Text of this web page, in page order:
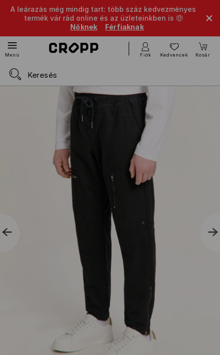
A leárazás még mindig tart: több száz kedvezményes
termék vár rád online és az üzleteinkben is 🤑
Nőknek
Férfiaknak
Menü Fiók Kedvencek Kosár